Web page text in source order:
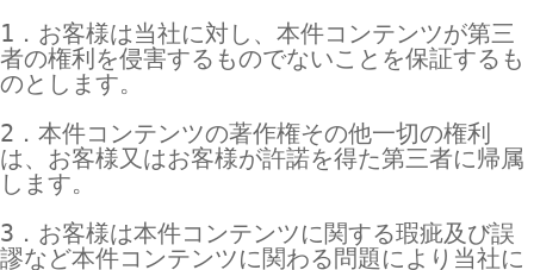
1．お客様は当社に対し、本件コンテンツが第三
者の権利を侵害するものでないことを保証するも
のとします。
2．本件コンテンツの著作権その他一切の権利
は、お客様又はお客様が許諾を得た第三者に帰属
します。
3．お客様は本件コンテンツに関する瑕疵及び誤
謬など本件コンテンツに関わる問題により当社に